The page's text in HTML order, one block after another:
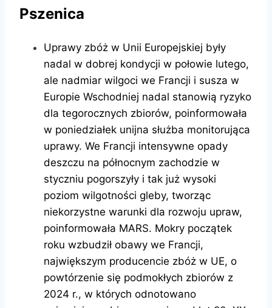
Pszenica
Uprawy zbóż w Unii Europejskiej były
nadal w dobrej kondycji w połowie lutego,
ale nadmiar wilgoci we Francji i susza w
Europie Wschodniej nadal stanowią ryzyko
dla tegorocznych zbiorów, poinformowała
w poniedziałek unijna służba monitorująca
uprawy. We Francji intensywne opady
deszczu na północnym zachodzie w
styczniu pogorszyły i tak już wysoki
poziom wilgotności gleby, tworząc
niekorzystne warunki dla rozwoju upraw,
poinformowała MARS. Mokry początek
roku wzbudził obawy we Francji,
największym producencie zbóż w UE, o
powtórzenie się podmokłych zbiorów z
2024 r., w których odnotowano